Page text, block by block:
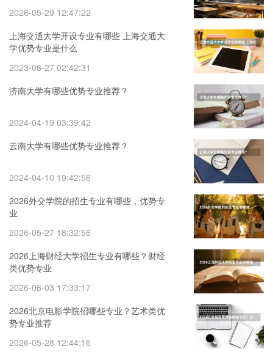
2026-05-29 12:47:22
上海交通大学开设专业有哪些 上海交通大
学优势专业是什么
2023-06-27 02:42:31
济南大学有哪些优势专业推荐？
2024-04-19 03:39:42
云南大学有哪些优势专业推荐？
2024-04-10 19:42:56
2026外交学院的招生专业有哪些，优势专
业
2026-05-27 18:32:56
2026上海财经大学招生专业有哪些？财经
类优势专业
2026-06-03 17:33:17
2026北京电影学院招哪些专业？艺术类优
势专业推荐
2026-05-28 12:44:16